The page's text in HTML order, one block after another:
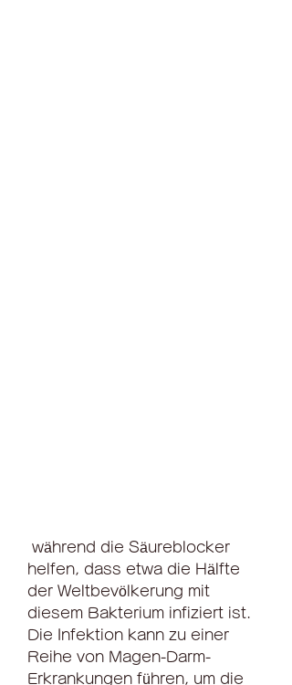
helfen, dass etwa die Hälfte
der Weltbevölkerung mit
diesem Bakterium infiziert ist.
Die Infektion kann zu einer
Reihe von Magen-Darm-
Erkrankungen führen, um die